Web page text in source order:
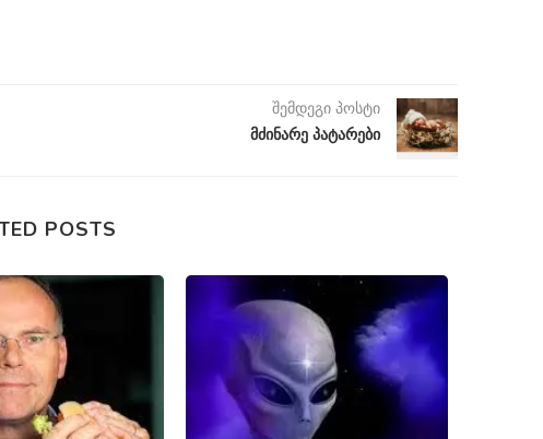
შემდეგი პოსტი
მძინარე პატარები
POSTS